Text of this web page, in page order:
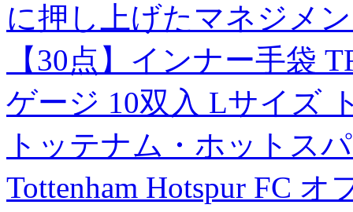
に押し上げたマネジメ
【30点】インナー手袋
ゲージ 10双入 Lサイズ
トッテナム・ホットス
Tottenham Hotspur FC